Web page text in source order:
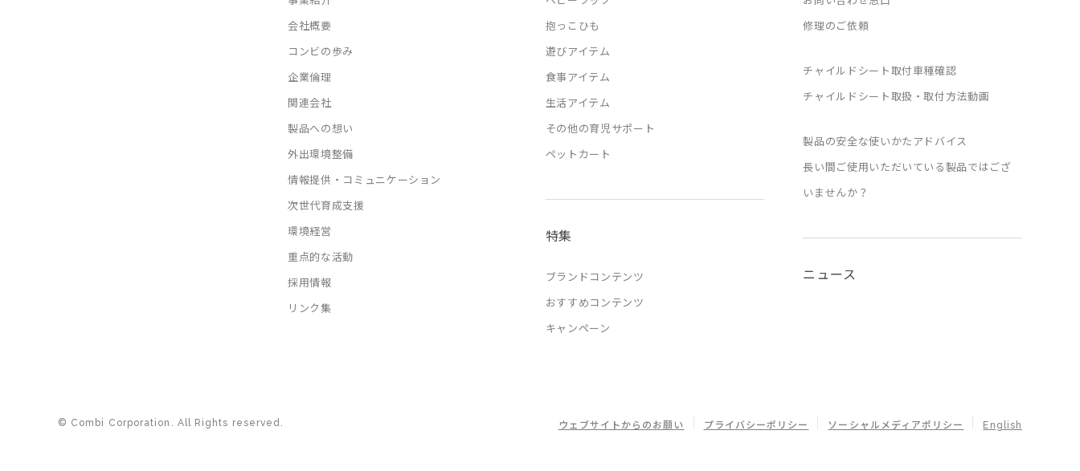
会社概要
コンビの歩み
企業倫理
関連会社
製品への想い
外出環境整備
情報提供・コミュニケーション
次世代育成支援
環境経営
重点的な活動
採用情報
リンク集
抱っこひも
遊びアイテム
食事アイテム
生活アイテム
その他の育児サポート
ペットカート
特集
ブランドコンテンツ
おすすめコンテンツ
キャンペーン
修理のご依頼
チャイルドシート取付車種確認
チャイルドシート取扱・取付方法動画
製品の安全な使いかたアドバイス
長い間ご使用いただいている製品ではござ
いませんか？
ニュース
© Combi Corporation. All Rights reserved. ウェブサイトからのお願い プライバシーポリシー ソーシャルメディアポリシー English